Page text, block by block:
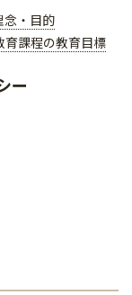
念・目的
育課程の教育目標
ー